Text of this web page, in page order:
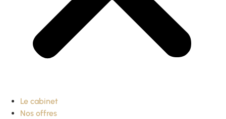
Le cabinet
Nos offres